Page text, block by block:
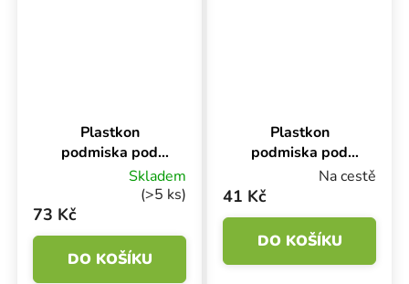
Plastkon
podmiska pod
truhlík Garden
80x17x4.5 cm
Skladem
(>5 ks)
73 Kč
DO KOŠÍKU
Plastkon
podmiska pod
truhlík Garden
50x17x4.5 cm
Na cestě
41 Kč
DO KOŠÍKU